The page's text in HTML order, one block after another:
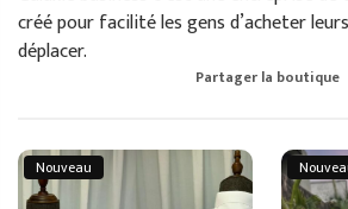
créé pour facilité les gens d’acheter
déplacer.
Partager la boutique
Nouveau